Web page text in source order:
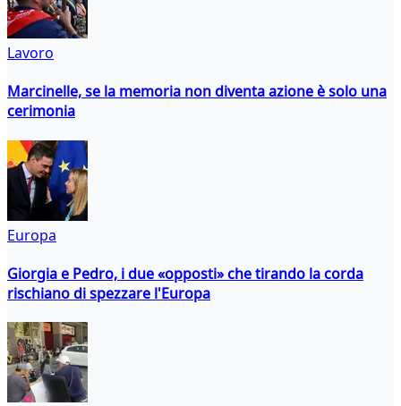
Lavoro
Marcinelle, se la memoria non diventa azione è solo una
cerimonia
Europa
Giorgia e Pedro, i due «opposti» che tirando la corda
rischiano di spezzare l'Europa